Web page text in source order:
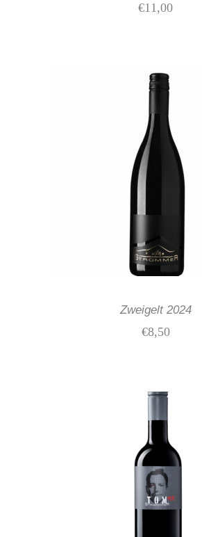
€11,00
IN DEN WARENKORB
Zweigelt 2024
€8,50